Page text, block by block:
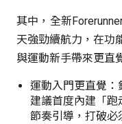
其中，全新
天強勁續航力，在功
與運動新手帶來更直
運動入門更直覺：
建議首度內建「
節奏引導，打破必